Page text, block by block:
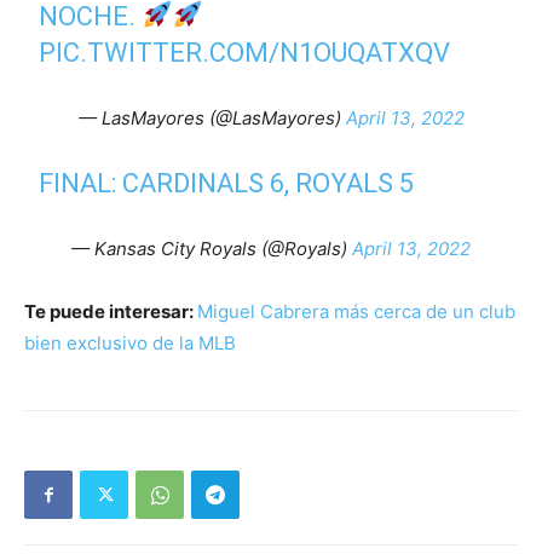
NOCHE.
PIC.TWITTER.COM/N1OUQATXQV
— LasMayores (@LasMayores) April 13, 2022
FINAL: CARDINALS 6, ROYALS 5
— Kansas City Royals (@Royals) April 13, 2022
Te puede interesar: Miguel Cabrera más cerca de un club
bien exclusivo de la MLB